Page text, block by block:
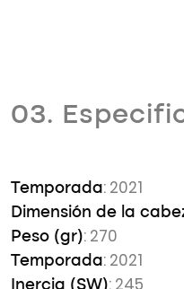
03.
Temporada: 2021
Dimensión de la
Peso (gr): 270
Temporada: 2021
Inercia (SW): 245